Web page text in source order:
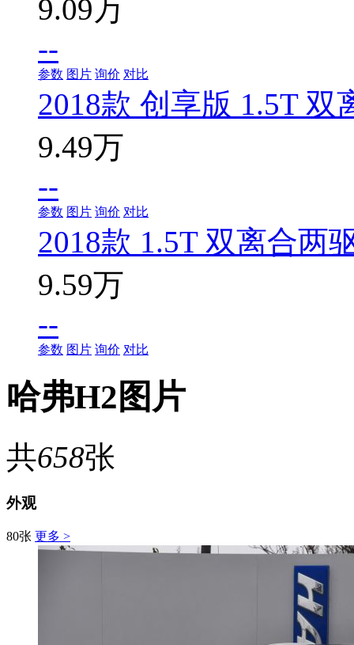
9.09万
--
参数 图片 询价 对比
2018款 创享版 1.5T
9.49万
--
参数 图片 询价 对比
2018款 1.5T 双离合两
9.59万
--
参数 图片 询价 对比
哈弗H2图片
共658张
外观
80张 更多 >